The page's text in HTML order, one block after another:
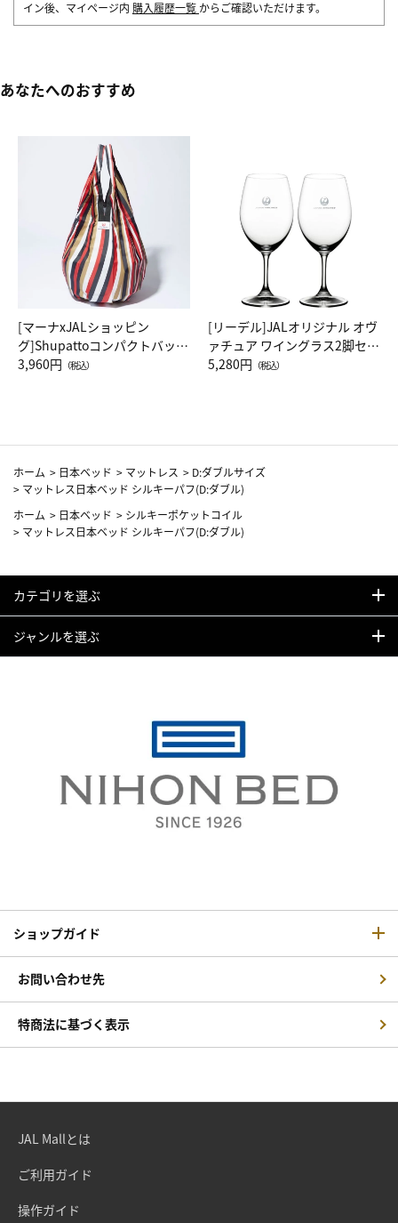
イン後、マイページ内 購入履歴一覧 からご確認いただけます。
あなたへのおすすめ
[マーナxJALショッピン
グ]Shupattoコンパクトバッグ
Drop JAL客室乗務員（LC）ス
3,960円 （税込）
[リーデル]JALオリジナル オヴ
ァチュア ワイングラス2脚セッ
ト（レッドワイン）
5,280円 （税込）
ホーム > 日本ベッド > マットレス > D:ダブルサイズ
> マットレス日本ベッド シルキーパフ(D:ダブル)
ホーム > 日本ベッド > シルキーポケットコイル
> マットレス日本ベッド シルキーパフ(D:ダブル)
カテゴリを選ぶ
ジャンルを選ぶ
ショップガイド
お問い合わせ先
特商法に基づく表示
JAL Mallとは
ご利用ガイド
操作ガイド